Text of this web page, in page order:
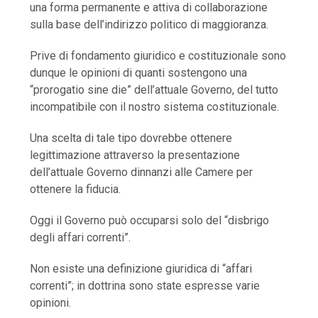
una forma permanente e attiva di collaborazione
sulla base dell’indirizzo politico di maggioranza.
Prive di fondamento giuridico e costituzionale sono
dunque le opinioni di quanti sostengono una
“prorogatio sine die” dell’attuale Governo, del tutto
incompatibile con il nostro sistema costituzionale.
Una scelta di tale tipo dovrebbe ottenere
legittimazione attraverso la presentazione
dell’attuale Governo dinnanzi alle Camere per
ottenere la fiducia.
Oggi il Governo può occuparsi solo del “disbrigo
degli affari correnti”.
Non esiste una definizione giuridica di “affari
correnti”; in dottrina sono state espresse varie
opinioni.